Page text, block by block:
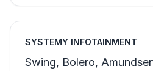
SYSTEMY INFOTAINMENT
Swing, Bolero,